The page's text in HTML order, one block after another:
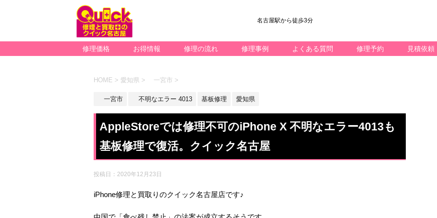
名古屋駅から徒歩3分
修理価格 お得情報 修理の流れ 修理事例 よくある質問 修理予約 見積依頼
HOME > 愛知県 > 一宮市 >
一宮市 不明なエラー 4013 基板修理 愛知県
AppleStoreでは修理不可のiPhone X 不明なエラー4013も
基板修理で復活。クイック名古屋
投稿日： 2020年12月23日
iPhone修理と買取りのクイック名古屋店です♪